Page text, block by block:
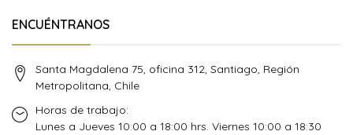
ENCUÉNTRANOS
Santa Magdalena 75, oficina 312, Santiago, Región
Metropolitana, Chile
Horas de trabajo:
Lunes a Jueves 10:00 a 18:00 hrs. Viernes 10:00 a 18:30